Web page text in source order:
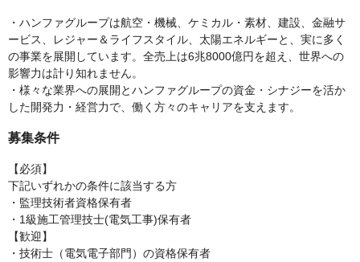
・ハンファグループは航空・機械、ケミカル・素材、建設、金融サ
ービス、レジャー＆ライフスタイル、太陽エネルギーと、実に多く
の事業を展開しています。全売上は6兆8000億円を超え、世界への
影響力は計り知れません。
・様々な業界への展開とハンファグループの資金・シナジーを活か
した開発力・経営力で、働く方々のキャリアを支えます。
募集条件
【必須】
下記いずれかの条件に該当する方
・監理技術者資格保有者
・1級施工管理技士(電気工事)保有者
【歓迎】
・技術士（電気電子部門）の資格保有者